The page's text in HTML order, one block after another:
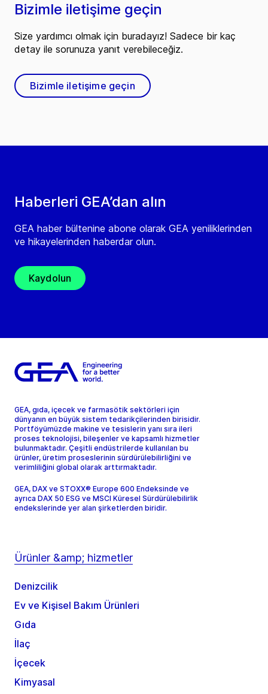
Haberleri GEA’dan alın
GEA haber bültenine abone olarak GEA yeniliklerinden
ve hikayelerinden haberdar olun.
Kaydolun
Bizimle iletişime geçin
Size yardımcı olmak için buradayız! Sadece bir kaç
detay ile sorunuza yanıt verebileceğiz.
Bizimle iletişime geçin
GEA, gıda, içecek ve farmasötik sektörleri için
dünyanın en büyük sistem tedarikçilerinden birisidir.
Portföyümüzde makine ve tesislerin yanı sıra ileri
proses teknolojisi, bileşenler ve kapsamlı hizmetler
bulunmaktadır. Çeşitli endüstrilerde kullanılan bu
ürünler, üretim proseslerinin sürdürülebilirliğini ve
verimliliğini global olarak arttırmaktadır.
GEA, DAX ve STOXX® Europe 600 Endeksinde ve
ayrıca DAX 50 ESG ve MSCI Küresel Sürdürülebilirlik
endekslerinde yer alan şirketlerden biridir.
Ürünler &amp; hizmetler
Denizcilik
Ev ve Kişisel Bakım Ürünleri
Gıda
İlaç
İçecek
Kimyasal